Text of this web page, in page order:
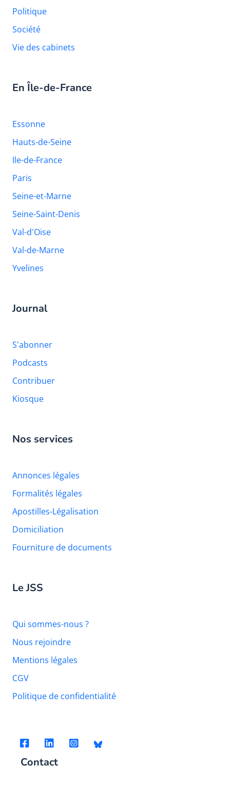
Politique
Société
Vie des cabinets
En Île-de-France
Essonne
Hauts-de-Seine
Ile-de-France
Paris
Seine-et-Marne
Seine-Saint-Denis
Val-d'Oise
Val-de-Marne
Yvelines
Journal
S'abonner
Podcasts
Contribuer
Kiosque
Nos services
Annonces légales
Formalités légales
Apostilles-Légalisation
Domiciliation
Fourniture de documents
Le JSS
Qui sommes-nous ?
Nous rejoindre
Mentions légales
CGV
Politique de confidentialité
Contact